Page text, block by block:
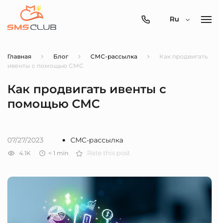
0800-
Ru
Главная Блог СМС-рассылка
Как продвигать
ивенты с помощью СМС
Как продвигать ивенты с
помощью СМС
07/27/2023 СМС-рассылка
4.1K < 1 min Rate this post